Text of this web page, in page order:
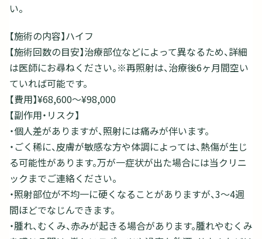
い。
【施術の内容】ハイフ
【施術回数の目安】治療部位などによって異なるため、詳細
は医師にお尋ねください。※再照射は、治療後6ヶ月間空い
ていれば可能です。
【費用】¥68,600〜¥98,000
【副作用・リスク】
・個人差がありますが、照射には痛みが伴います。
・ごく稀に、皮膚が敏感な方や体調によっては、熱傷が生じ
る可能性があります。万が一症状が出た場合には当クリニ
ックまでご連絡ください。
・照射部位が不均一に硬くなることがありますが、3～4週
間ほどでなじんできます。
・腫れ、むくみ、赤みが起きる場合があります。腫れやむくみ